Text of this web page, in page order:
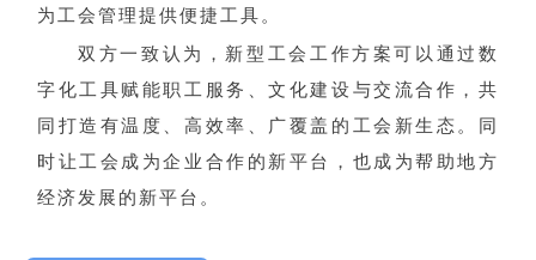
为工会管理提供便捷工具。
双方一致认为，新型工会工作方案可以通过数
字化工具赋能职工服务、文化建设与交流合作，共
同打造有温度、高效率、广覆盖的工会新生态。同
时让工会成为企业合作的新平台，也成为帮助地方
经济发展的新平台。